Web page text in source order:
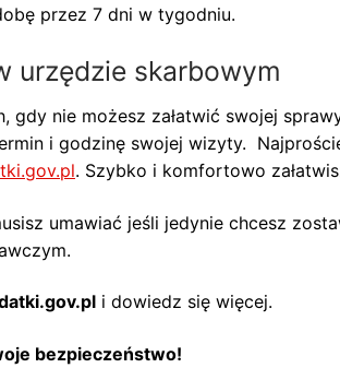
przez 7 dni w tygodniu.
urzędzie skarbowym
gdy nie możesz załatwić swojej
i godzinę swojej wizyty.
. Szybko i komfortowo
umawiać jeśli jedynie chcesz
i dowiedz się więcej.
bezpieczeństwo!